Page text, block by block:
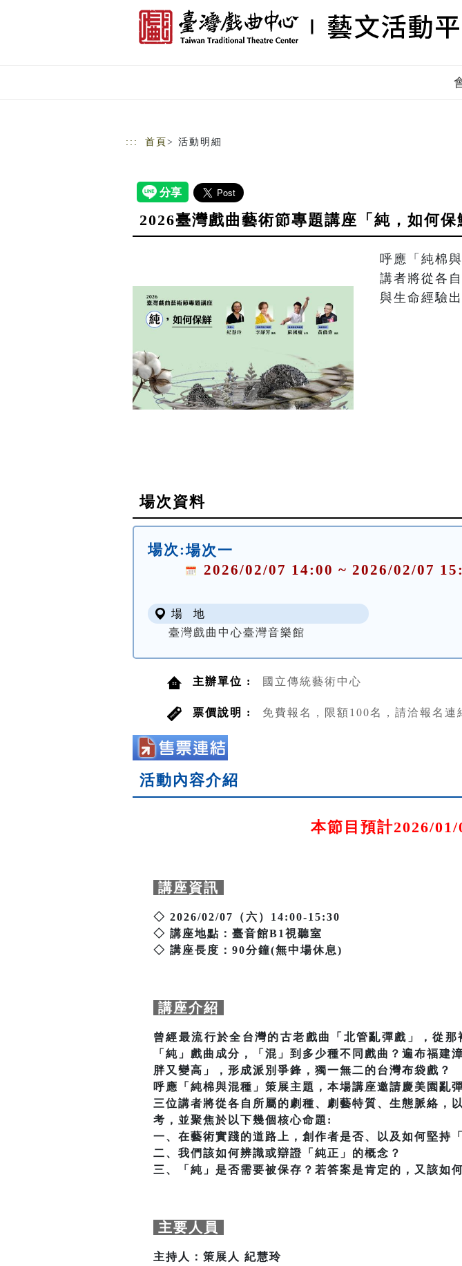
::: 首頁 > 活動明細
2026臺灣戲曲藝術節專題講座「純，如何保
呼應「純棉
講者將從各
與生命經驗
場次資料
場次:場次一
2026/02/07 14:00 ~ 2026/02/07
場 地
臺灣戲曲中心臺灣音樂館
主辦單位 : 國立傳統藝術中心
票價說明 : 免費報名，限額100名，請洽報名連
活動內容介紹
本節目預計2026/
講座資訊
◇ 2026/02/07（六）14:00-15:30
◇ 講座地點：臺音館B1視聽室
◇ 講座長度：90分鐘(無中場休息)
講座介紹
曾經最流行於全台灣的古老戲曲「北管亂彈戲」，從
「純」戲曲成分，「混」到多少種不同戲曲？遍布福
胖又變高」，形成派別爭鋒，獨一無二的台灣布袋戲？
呼應「純棉與混種」策展主題，本場講座邀請慶美園亂
三位講者將從各自所屬的劇種、劇藝特質、生態脈絡，
考，並聚焦於以下幾個核心命題:
一、在藝術實踐的道路上，創作者是否、以及如何堅持
二、我們該如何辨識或辯證「純正」的概念？
三、「純」是否需要被保存？若答案是肯定的，又該如
主要人員
主持人：策展人 紀慧玲